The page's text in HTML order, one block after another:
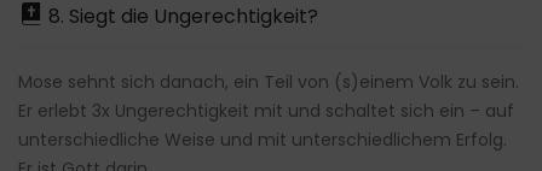
8. Siegt die Ungerechtigkeit?
Mose sehnt sich danach, ein Teil von (s)einem Volk zu sein.
Er erlebt 3x Ungerechtigkeit mit und schaltet sich ein – auf
unterschiedliche Weise und mit unterschiedlichem Erfolg.